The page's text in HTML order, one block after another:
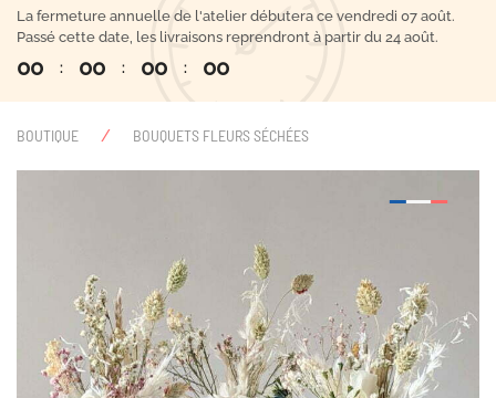
La fermeture annuelle de l'atelier débutera ce vendredi 07 août.
Passé cette date, les livraisons reprendront à partir du 24 août.
00 : 00 : 00 : 00
BOUTIQUE BOUQUETS FLEURS SÉCHÉES